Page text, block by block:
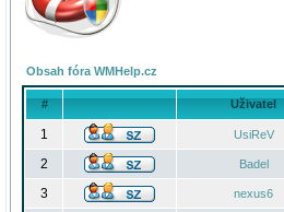
Obsah fóra WMHelp.cz
# Uživatel
1 UsiReV
2 Badel
3 nexus6